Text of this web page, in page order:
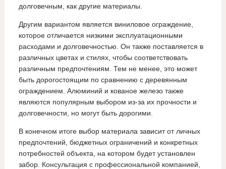
долговечным, как другие материалы.
Другим вариантом является виниловое ограждение,
которое отличается низкими эксплуатационными
расходами и долговечностью. Он также поставляется в
различных цветах и стилях, чтобы соответствовать
различным предпочтениям. Тем не менее, это может
быть дорогостоящим по сравнению с деревянным
ограждением. Алюминий и кованое железо также
являются популярным выбором из-за их прочности и
долговечности, но могут быть дорогими.
В конечном итоге выбор материала зависит от личных
предпочтений, бюджетных ограничений и конкретных
потребностей объекта, на котором будет установлен
забор. Консультация с профессиональной компанией,